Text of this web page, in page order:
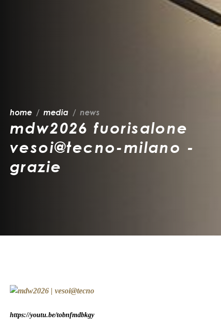
home media news
mdw2026 fuorisalone
vesoi@tecno-milano -
grazie
https://youtu.be/tobnfmdbkgy